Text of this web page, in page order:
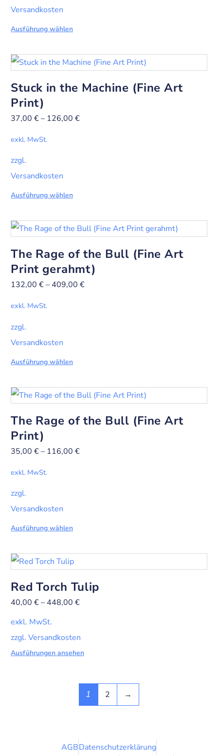
Versandkosten
Ausführung wählen
Stuck in the Machine (Fine Art
Print)
37,00€– 126,00€
exkl. MwSt.
zzgl.
Versandkosten
Ausführung wählen
The Rage of the Bull (Fine Art
Print gerahmt)
132,00€– 409,00€
exkl. MwSt.
zzgl.
Versandkosten
Ausführung wählen
The Rage of the Bull (Fine Art
Print)
35,00€– 116,00€
exkl. MwSt.
zzgl.
Versandkosten
Ausführung wählen
Red Torch Tulip
40,00€– 448,00€
exkl. MwSt.
zzgl. Versandkosten
Ausführungen ansehen
1 2 →
AGBDatenschutzerklärung